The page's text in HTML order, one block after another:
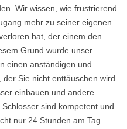
Wir wissen, wie frustrierend
mehr zu seiner eigenen
hat, der einem den
Grund wurde unser
einen anständigen und
Sie nicht enttäuschen wird.
einbauen und andere
sind kompetent und
nur 24 Stunden am Tag